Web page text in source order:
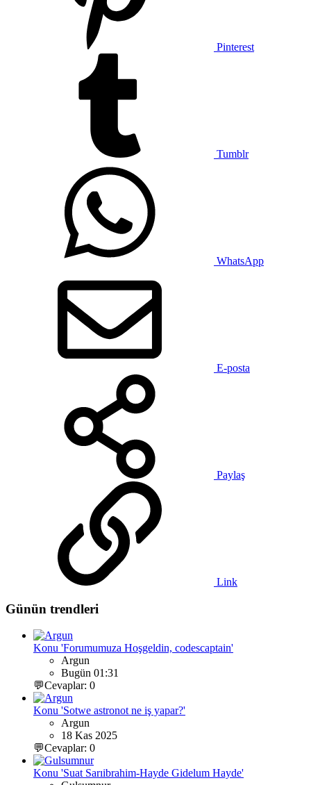
Pinterest
Tumblr
WhatsApp
E-posta
Paylaş
Link
Günün trendleri
Konu 'Forumumuza Hoşgeldin, codescaptain'
Argun
Bugün 01:31
💬Cevaplar: 0
Konu 'Sotwe astronot ne iş yapar?'
Argun
18 Kas 2025
💬Cevaplar: 0
Konu 'Suat Sarıibrahim-Hayde Gidelum Hayde'